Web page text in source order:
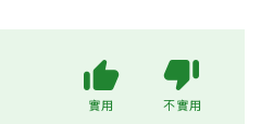
實用 不實用